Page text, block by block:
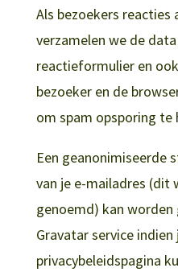
Als bezoekers
verzamelen we de
reactieformulier en
bezoeker en de
om spam opsporing te
Een geanonimiseerde
van je e-mailadres (dit
genoemd) kan
Gravatar service
privacybeleidspagina